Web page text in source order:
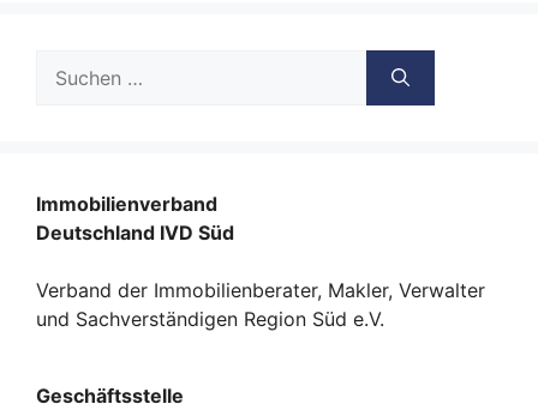
nach:
Immobilienverband
Deutschland IVD Süd
Verband der Immobilienberater, Makler, Verwalter
und Sachverständigen Region Süd e.V.
Geschäftsstelle